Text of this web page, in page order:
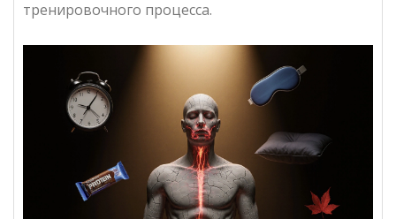
тренировочного процесса.